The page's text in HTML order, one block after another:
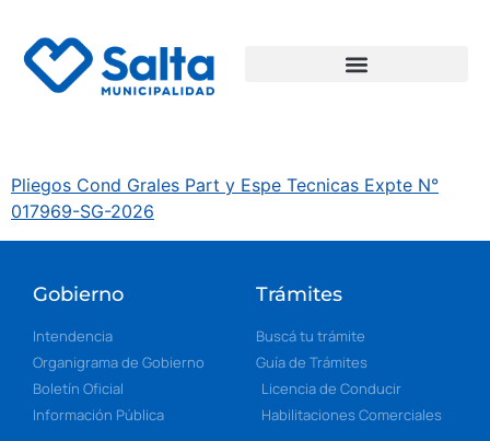
Pliegos Cond Grales Part y Espe Tecnicas Expte N°
017969-SG-2026
Gobierno
Intendencia
Organigrama de Gobierno
Boletín Oficial
Información Pública
Trámites
Buscá tu trámite
Guía de Trámites
Licencia de Conducir
Habilitaciones Comerciales